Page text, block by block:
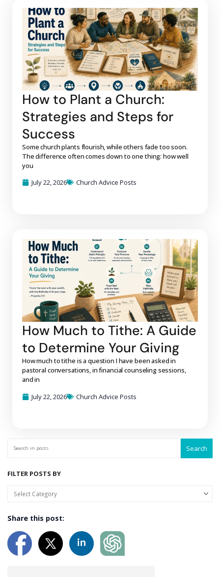
How to Plant a Church:
Strategies and Steps for
Success
Some church plants flourish, while others fade too soon.
The difference often comes down to one thing: how well
you
July 22, 2026
Church Advice Posts
How Much to Tithe: A Guide
to Determine Your Giving
How much to tithe is a question I have been asked in
pastoral conversations, in financial counseling sessions,
and in
July 22, 2026
Church Advice Posts
Search
FILTER POSTS BY
Share this post: